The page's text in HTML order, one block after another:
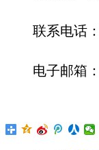
联系电话：
电子邮箱：